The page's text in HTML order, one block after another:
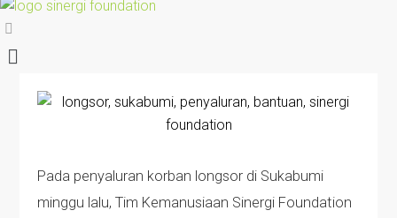
Pada penyaluran korban longsor di Sukabumi
minggu lalu, Tim Kemanusiaan Sinergi Foundation